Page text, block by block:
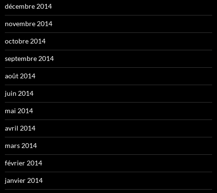
décembre 2014
novembre 2014
octobre 2014
septembre 2014
août 2014
juin 2014
mai 2014
avril 2014
mars 2014
février 2014
janvier 2014